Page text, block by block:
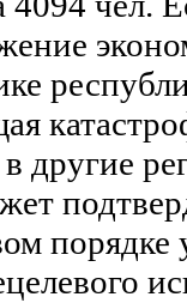
другие
порядке